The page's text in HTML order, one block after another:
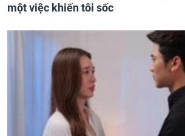
một việc khiến tôi sốc